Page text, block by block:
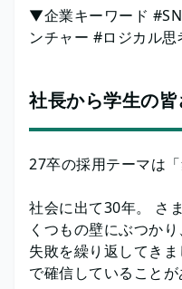
▼企業キーワード
ンチャー #ロジカル思
社長から学生の
27卒の採用テーマは「
社会に出て30年。 さ
くつもの壁にぶつか
失敗を繰り返してき
で確信していることが